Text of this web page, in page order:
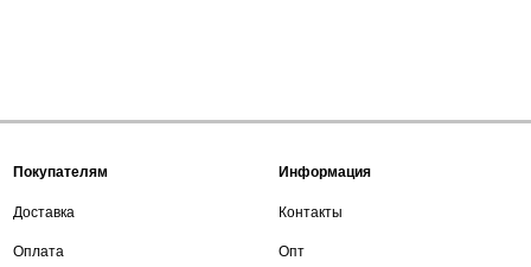
Покупателям
Доставка
Оплата
Информация
Контакты
Опт